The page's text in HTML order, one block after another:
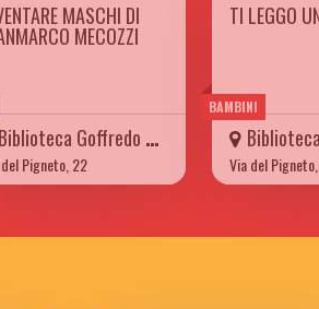
MASCHI DI
MECOZZI
Biblioteca Goffredo Mameli
Pigneto, 22
BAMBINI
TI LEGGO
Biblioteca
Via del